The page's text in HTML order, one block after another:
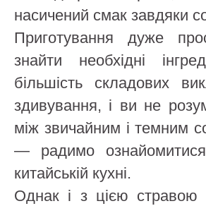
насичений смак завдяки
Приготування дуже
знайти необхідні
більшість складових
здивування, і ви не
між звичайним і темним
— радимо
китайській кухні.
Однак і з цією стравою